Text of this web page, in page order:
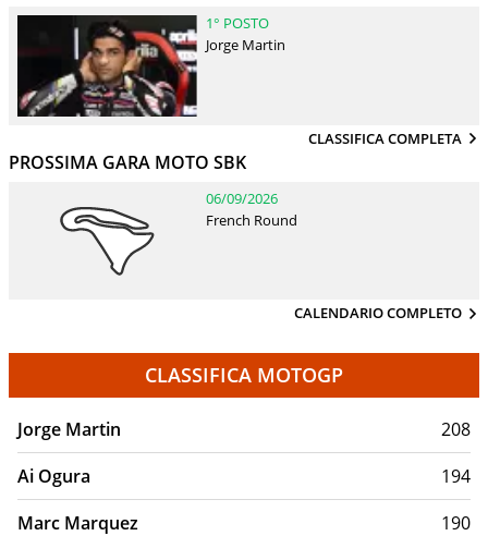
1° POSTO
Jorge Martin
CLASSIFICA COMPLETA
PROSSIMA GARA MOTO SBK
06/09/2026
French Round
CALENDARIO COMPLETO
CLASSIFICA MOTOGP
Jorge Martin
208
Ai Ogura
194
Marc Marquez
190